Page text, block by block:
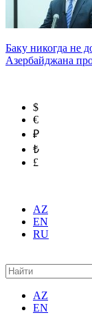
Баку никогда не
Азербайджана
$
€
₽
₺
£
AZ
EN
RU
AZ
EN